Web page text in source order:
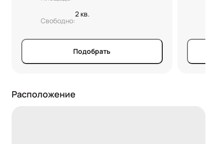
Свободно:
2 кв.
Подобрать
Расположение